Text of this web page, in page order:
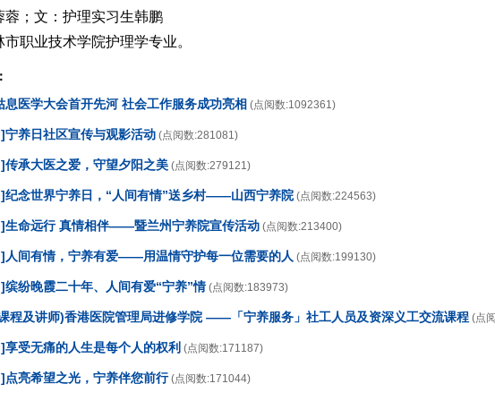
蓉；文：护理实习生韩鹏
职业技术学院护理学专业。
医学大会首开先河 社会工作服务成功亮相 (点阅数:1092361)
宁养日社区宣传与观影活动 (点阅数:281081)
传承大医之爱，守望夕阳之美 (点阅数:279121)
纪念世界宁养日，“人间有情”送乡村——山西宁养院 (点阅数:224563)
生命远行 真情相伴——暨兰州宁养院宣传活动 (点阅数:213400)
人间有情，宁养有爱——用温情守护每一位需要的人 (点阅数:199130)
纷晚霞二十年、人间有爱“宁养”情 (点阅数:183973)
程及讲师)香港医院管理局进修学院 ——「宁养服务」社工人员及资深义工交流课程 (点
受无痛的人生是每个人的权利 (点阅数:171187)
点亮希望之光，宁养伴您前行 (点阅数:171044)